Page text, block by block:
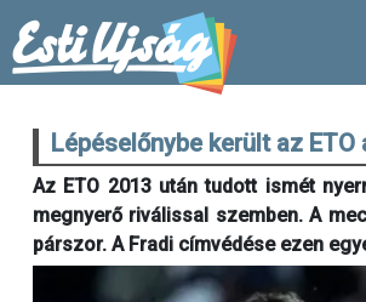
Lépéselőnybe került az
Az ETO 2013 után tudott ismét
megnyerő riválissal szemben. A
párszor. A Fradi címvédése ezen